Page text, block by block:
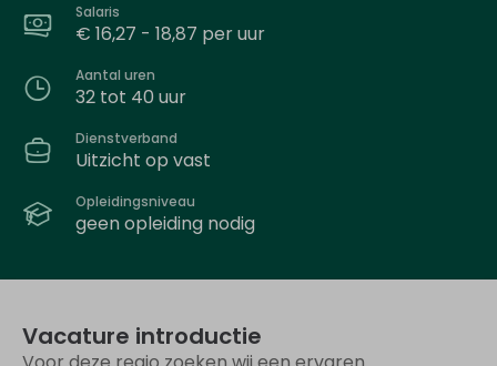
Salaris
€ 16,27 - 18,87 per uur
Aantal uren
32 tot 40 uur
Dienstverband
Uitzicht op vast
Opleidingsniveau
geen opleiding nodig
Vacature introductie